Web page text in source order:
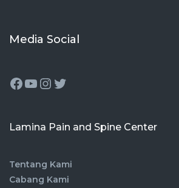
Media Social
Lamina Pain and Spine Center
Tentang Kami
Cabang Kami